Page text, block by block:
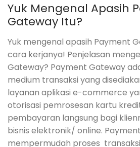
Yuk Mengenal Apasih
Gateway Itu?
Yuk mengenal apasih Payment
cara kerjanya! Penjelasan
Gateway? Payment Gateway
medium transaksi yang
layanan aplikasi e-commerce
otorisasi pemrosesan kartu
pembayaran langsung bagi
bisnis elektronik/ online.
mempermudah proses